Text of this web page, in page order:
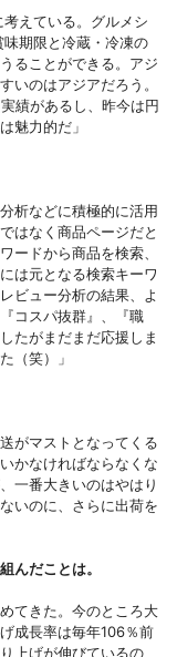
えている。グルメシ
期限と冷蔵・冷凍の
ることができる。アジ
いのはアジアだろう。
績があるし、昨今は円
魅力的だ」
析などに積極的に活用
はなく商品ページだと
ードから商品を検索、
は元となる検索キーワ
ビュー分析の結果、よ
コスパ抜群』、『職
たがまだまだ応援しま
（笑）」
がマストとなってくる
かなければならなくな
一番大きいのはやはり
いのに、さらに出荷を
だことは。
てきた。今のところ大
成長率は毎年106％前
上げが伸びているの